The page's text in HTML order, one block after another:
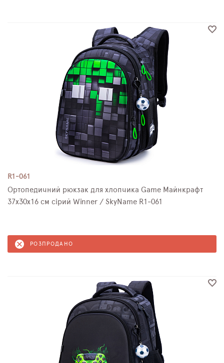
R1-061
Ортопедичний рюкзак для хлопчика Game Майнкрафт
37х30х16 см сірий Winner / SkyName R1-061
РОЗПРОДАНО